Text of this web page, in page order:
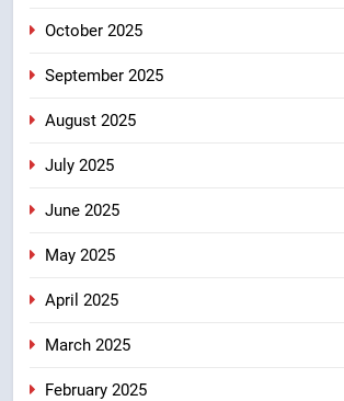
October 2025
September 2025
August 2025
July 2025
June 2025
May 2025
April 2025
March 2025
February 2025